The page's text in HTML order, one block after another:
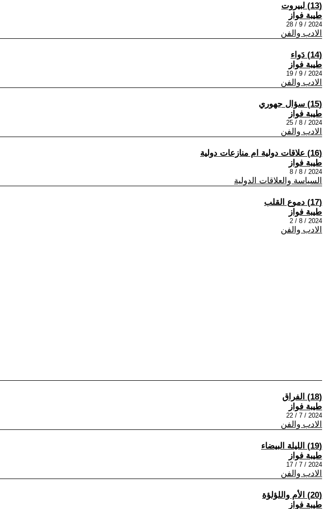
(13) لبيروت
طيبة فواز
2024 / 9 / 28
الادب والفن
(14) دَواء
طيبة فواز
2024 / 9 / 19
الادب والفن
(15) سؤال جهوري
طيبة فواز
2024 / 8 / 25
الادب والفن
(16) علاقات دولية ام منازعات دولية
طيبة فواز
2024 / 8 / 8
السياسة والعلاقات الدولية
(17) دموع القلب
طيبة فواز
2024 / 8 / 2
الادب والفن
(18) الفراق
طيبة فواز
2024 / 7 / 22
الادب والفن
(19) الليلة البيضاء
طيبة فواز
2024 / 7 / 17
الادب والفن
(20) الأم واللؤلؤة
طيبة فواز